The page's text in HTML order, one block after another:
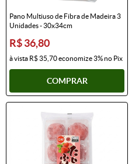
Pano Multiuso de Fibra de Madeira 3
Unidades - 30x34cm
R$ 36,80
à vista R$ 35,70economize3%no Pix
COMPRAR